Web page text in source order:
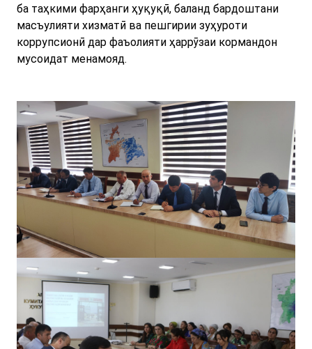
ба таҳкими фарҳанги ҳуқуқӣ, баланд бардоштани
масъулияти хизматӣ ва пешгирии зуҳуроти
коррупсионӣ дар фаъолияти ҳаррӯзаи кормандон
мусоидат менамояд.